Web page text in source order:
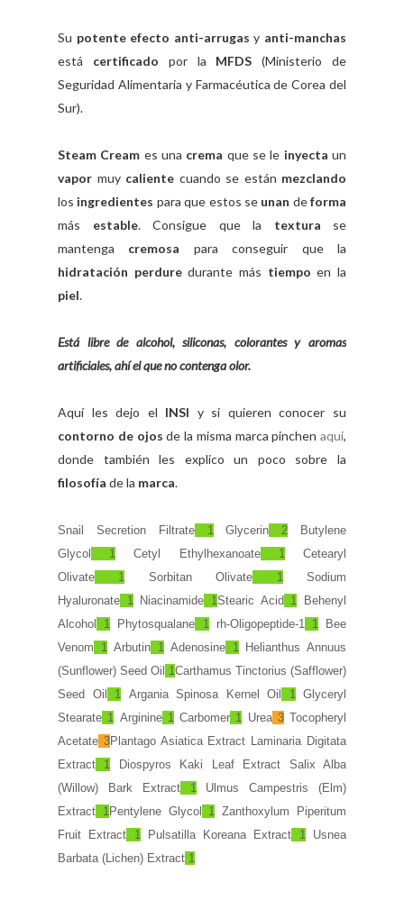
Su potente efecto anti-arrugas y anti-manchas
está certificado por la MFDS (Ministerio de
Seguridad Alimentaria y Farmacéutica de Corea del
Sur).
Steam Cream es una crema que se le inyecta un
vapor muy caliente cuando se están mezclando
los ingredientes para que estos seunan deforma
más estable. Consigue que la textura se
mantenga cremosa para conseguir que la
hidratación perduredurante más tiempoen la
piel.
Está libre de alcohol, siliconas, colorantes y aromas
artificiales, ahí el que no contenga olor.
Aquí les dejo el INSI y si quieren conocer su
contorno de ojos de la misma marca pinchen aquí,
donde también les explico un poco sobre la
filosofía de la marca.
Snail Secretion Filtrate1Glycerin 2 Butylene
Glyco
1 Cetyl Ethylhexanoate1Cetearyl
Olivate 1 Sorbitan Olivate 1Sodium
Hyaluronate 1Niacinamide 1Stearic Acid 1 Behenyl
Alcohol
1 Phytosqualane 1rh-Oligopeptide-11Bee
Venom 1Arbutin 1Adenosine 1Helianthus Annuus
(Sunflower) Seed Oil 1Carthamus Tinctorius (Safflower)
Seed Oil
1 Argania Spinosa Kernel Oil 1Glyceryl
Stearate 1 Arginine1Carbomer 1 Urea3Tocopheryl
Acetate 3Plantago Asiatica Extract Laminaria Digitata
Extract 1 Diospyros Kaki Leaf Extract Salix Alba
(Willow) Bark Extract1Ulmus Campestris (Elm)
Extract 1Pentylene Glycol 1 Zanthoxylum Piperitum
Fruit Extract 1Pulsatilla Koreana Extract 1Usnea
Barbata (Lichen) Extract 1